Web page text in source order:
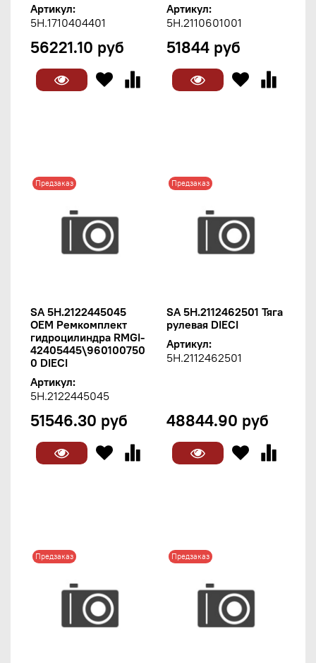
Артикул:
5H.1710404401
56221.10 руб
Артикул:
5H.2110601001
51844 руб
Предзаказ
SA 5H.2122445045
OEM Ремкомплект
гидроцилиндра RMGI-
42405445\960100750
0 DIECI
Артикул:
5H.2122445045
51546.30 руб
Предзаказ
SA 5H.2112462501 Тяга
рулевая DIECI
Артикул:
5H.2112462501
48844.90 руб
Предзаказ Предзаказ